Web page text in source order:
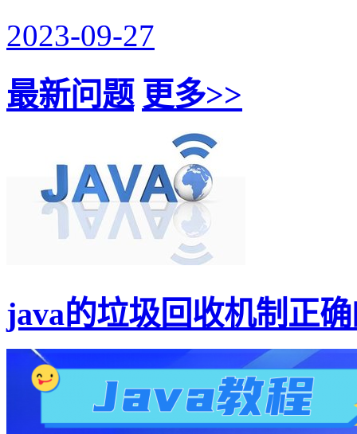
2023-09-27
最新问题 更多>>
java的垃圾回收机制正